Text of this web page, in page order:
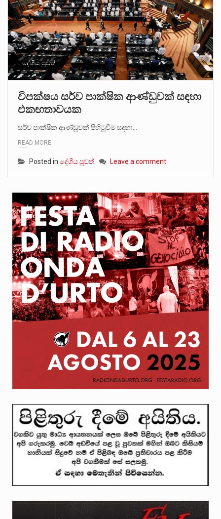
දේශීය පුවත්
විපක්ෂය සර්ව පාක්ෂික ආණ්ඩුවක් සඳහා
එකඟතාවයක
සර්ව පාක්ෂික ආණ්ඩුවක් පිහිටුවීම සඳහා…
READ MORE
Posted in දේශීය පුවත් Leave a comment